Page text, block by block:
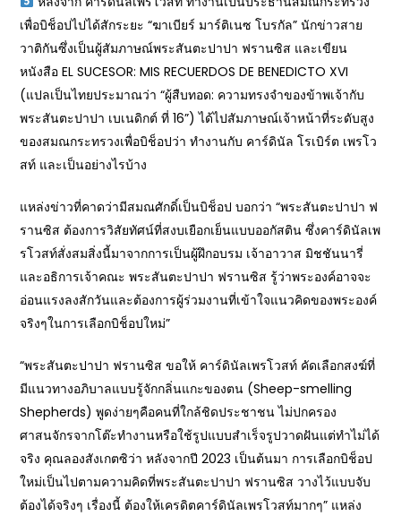
เพื่อบิช็อปไปได้สักระยะ “ฆาเบียร์ มาร์ติเนซ โบรกัล” นักข่าวสาย
วาติกันซึ่งเป็นผู้สัมภาษณ์พระสันตะปาปา ฟรานซิส และเขียน
หนังสือ EL SUCESOR: MIS RECUERDOS DE BENEDICTO XVI
(แปลเป็นไทยประมาณว่า “ผู้สืบทอด: ความทรงจำของข้าพเจ้ากับ
พระสันตะปาปา เบเนดิกต์ ที่ 16”) ได้ไปสัมภาษณ์เจ้าหน้าที่ระดับสูง
ของสมณกระทรวงเพื่อบิช็อปว่า ทำงานกับ คาร์ดินัล โรเบิร์ต เพรโว
สท์ และเป็นอย่างไรบ้าง
แหล่งข่าวที่คาดว่ามีสมณศักดิ์เป็นบิช็อป บอกว่า “พระสันตะปาปา ฟ
รานซิส ต้องการวิสัยทัศน์ที่สงบเยือกเย็นแบบออกัสติน ซึ่งคาร์ดินัลเพ
รโวสท์สั่งสมสิ่งนี้มาจากการเป็นผู้ฝึกอบรม เจ้าอาวาส มิชชันนารี่
และอธิการเจ้าคณะ พระสันตะปาปา ฟรานซิส รู้ว่าพระองค์อาจจะ
อ่อนแรงลงสักวันและต้องการผู้ร่วมงานที่เข้าใจแนวคิดของพระองค์
จริงๆในการเลือกบิช็อปใหม่”
“พระสันตะปาปา ฟรานซิส ขอให้ คาร์ดินัลเพรโวสท์ คัดเลือกสงฆ์ที่
มีแนวทางอภิบาลแบบรู้จักกลิ่นแกะของตน (Sheep-smelling
Shepherds) พูดง่ายๆคือคนที่ใกล้ชิดประชาชน ไม่ปกครอง
ศาสนจักรจากโต๊ะทำงานหรือใช้รูปแบบสำเร็จรูปวาดฝันแต่ทำไม่ได้
จริง คุณลองสังเกตซิว่า หลังจากปี 2023 เป็นต้นมา การเลือกบิช็อป
ใหม่เป็นไปตามความคิดที่พระสันตะปาปา ฟรานซิส วางไว้แบบจับ
ต้องได้จริงๆ เรื่องนี้ ต้องให้เครดิตคาร์ดินัลเพรโวสท์มากๆ” แหล่ง